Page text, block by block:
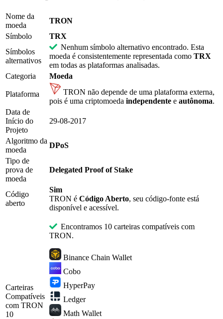
Nome da
moeda
TRON
Símbolo
TRX
Símbolos
alternativos
Nenhum símbolo alternativo encontrado. Esta
moeda é consistentemente representada como TRX
em todas as plataformas analisadas.
Categoria
Moeda
Plataforma
TRON não depende de uma plataforma externa,
pois é uma criptomoeda independente e autônoma.
Data de
Início do
Projeto
29-08-2017
Algoritmo da
moeda
DPoS
Tipo de
prova de
moeda
Delegated Proof of Stake
Código
aberto
Sim
TRON é Código Aberto, seu código-fonte está
disponível e acessível.
Carteiras
Compatíveis
com TRON
10
Encontramos 10 carteiras compatíveis com
TRON.
Binance Chain Wallet
Cobo
HyperPay
Ledger
Math Wallet